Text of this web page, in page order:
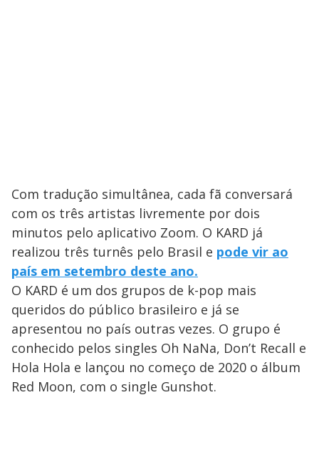
Com tradução simultânea, cada fã conversará
com os três artistas livremente por dois
minutos pelo aplicativo Zoom. O KARD já
realizou três turnês pelo Brasil e pode vir ao
país em setembro deste ano.
O KARD é um dos grupos de k-pop mais
queridos do público brasileiro e já se
apresentou no país outras vezes. O grupo é
conhecido pelos singles Oh NaNa, Don’t Recall e
Hola Hola e lançou no começo de 2020 o álbum
Red Moon, com o single Gunshot.